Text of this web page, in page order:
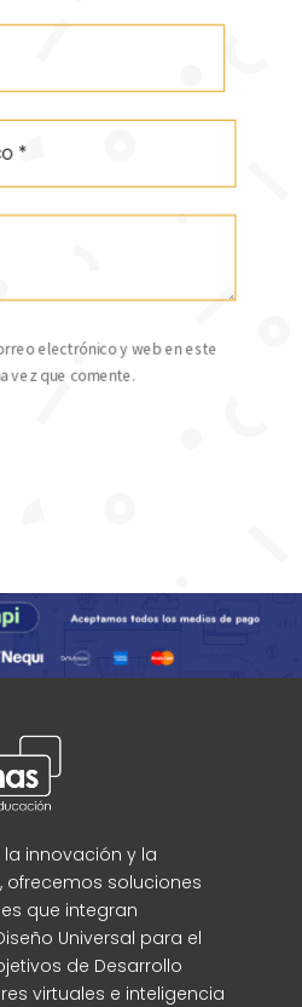
electrónico y web en este
vez que comente.
innovación y la
ofrecemos soluciones
que integran
Universal para el
de Desarrollo
virtuales e inteligencia